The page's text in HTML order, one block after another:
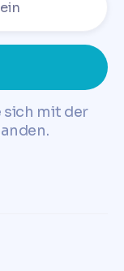
sich mit der